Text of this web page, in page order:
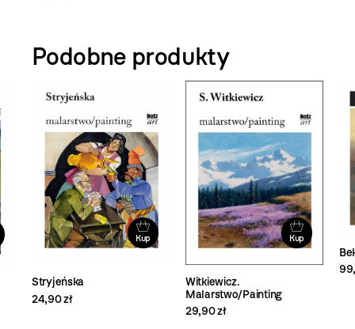
Podobne produkty
Kup
Stryjeńska
24,90 zł
Kup
Witkiewicz.
Malarstwo/Painting
29,90 zł